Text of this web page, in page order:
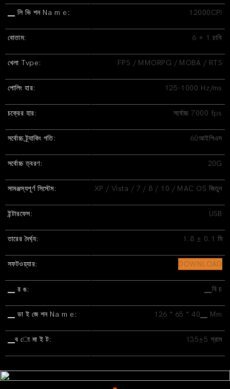
▁ লি ভি শন Na m e: 12000CPI
বোতাম: 6 + 1 চাবি
খেলা Tvpe: FPS / MMORPG / MOBA / RTS
পোলিং হার: 125-1000 Hz/ms
চক্রের হার: সর্বোচ্চ 7000 fps
সর্বোচ্চ ট্র্যাকিং গতি: 60আইপিএস
সর্বোচ্চ ত্বরণ: 20G
সামঞ্জস্যপূর্ণ সিস্টেম: XP / Vista / 7 / 8 / 10 / MAC OS জিতুন
ইন্টারফেস: USB
তারের দৈর্ঘ্য: 1.8 ± 0.1 মি
সফটওয়্যার: DOWNLOAD
▁ র ঙ: ▁বি চ
▁ ডা ই জে শন Na m e: 126 * 65 * 40▁ Mm
▁ব ো মা ই ট: 135±5 গ্রাম